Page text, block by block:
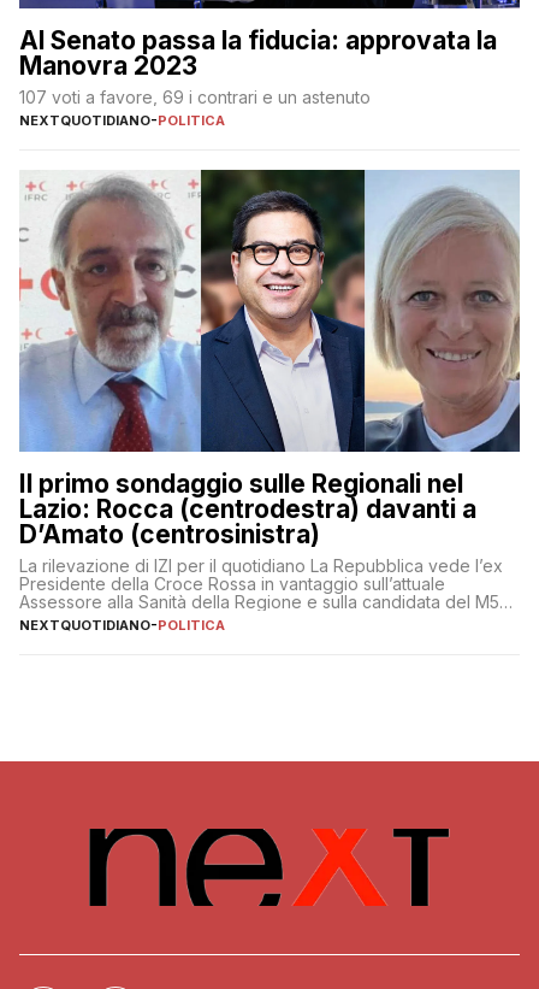
Al Senato passa la fiducia: approvata la
Manovra 2023
107 voti a favore, 69 i contrari e un astenuto
NEXTQUOTIDIANO-POLITICA
Il primo sondaggio sulle Regionali nel
Lazio: Rocca (centrodestra) davanti a
D’Amato (centrosinistra)
La rilevazione di IZI per il quotidiano La Repubblica vede l’ex
Presidente della Croce Rossa in vantaggio sull’attuale
Assessore alla Sanità della Regione e sulla candidata del M5S
Donatella Bianchi
NEXTQUOTIDIANO-POLITICA